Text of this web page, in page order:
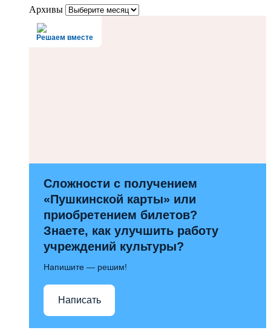
Архивы
Решаем вместе
Сложности с получением
«Пушкинской карты» или
приобретением билетов?
Знаете, как улучшить работу
учреждений культуры?
Напишите — решим!
Написать